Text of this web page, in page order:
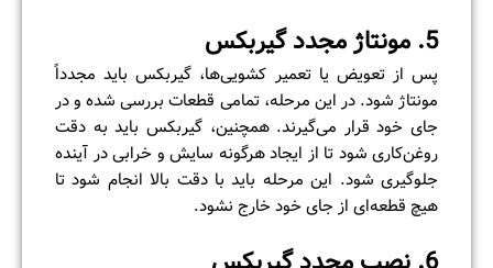
5. مونتاژ مجدد گیربکس
پس از تعویض یا تعمیر کشویی‌ها، گیربکس باید مجدداً
مونتاژ شود. در این مرحله، تمامی قطعات بررسی شده و در
جای خود قرار می‌گیرند. همچنین، گیربکس باید به دقت
روغن‌کاری شود تا از ایجاد هرگونه سایش و خرابی در آینده
جلوگیری شود. این مرحله باید با دقت بالا انجام شود تا
هیچ قطعه‌ای از جای خود خارج نشود.